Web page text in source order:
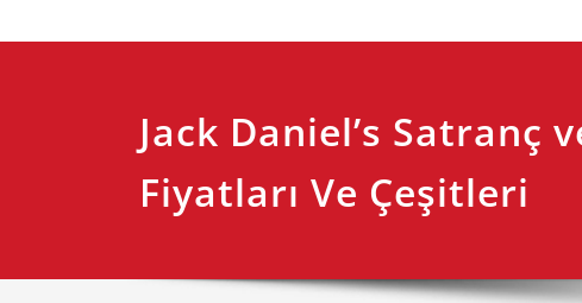
Jack Daniel’s Satranç
Fiyatları Ve Çeşitleri